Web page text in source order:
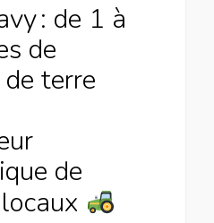
: de 1 à
de
terre
de